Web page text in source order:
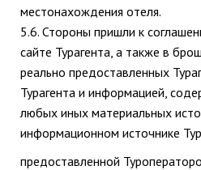
местонахождения отеля.
5.6. Стороны пришли к
сайте Турагента, а также в
реально предоставленных
Турагента и информацией,
любых иных материальных
информационном источнике
предоставленной